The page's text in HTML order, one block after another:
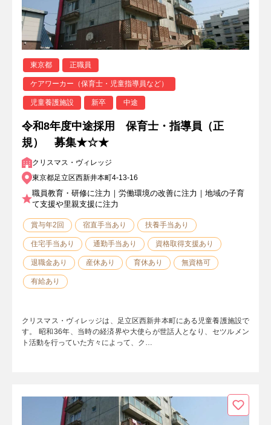
東京都 正職員
ケアワーカー（保育士・児童指導員など）
児童養護施設 新卒 中途
令和8年度中途採用 保育士・指導員（正
規） 募集★☆★
クリスマス・ヴィレッジ
東京都足立区西新井本町4-13-16
職員教育・研修に注力｜労働環境の改善に注力｜地域の子育
て支援や里親支援に注力
賞与年2回 宿直手当あり 扶養手当あり
住宅手当あり 通勤手当あり 資格取得支援あり
退職金あり 産休あり 育休あり 無資格可
有給あり
クリスマス・ヴィレッジは、足立区西新井本町にある児童養護施設で
す。 昭和36年、当時の経済界や大使らが世話人となり、セツルメン
ト活動を行っていた方々によって、ク…